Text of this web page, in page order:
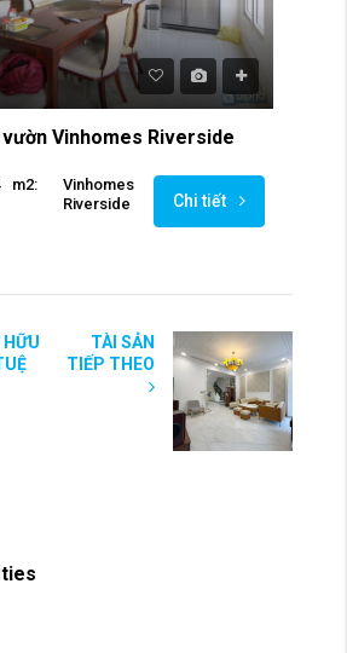
Vinhomes Riverside
M2:
Vinhomes
Riverside
Chi tiết
HỮU
TÀI SẢN
TIẾP THEO